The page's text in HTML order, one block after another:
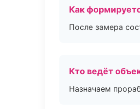
Как
После замера
Кто ведёт
Назначаем